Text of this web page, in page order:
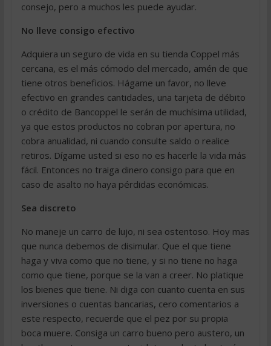
consejo, pero a muchos les puede ayudar.
No lleve consigo efectivo
Adquiera un seguro de vida en su tienda Coppel más
cercana, es el más cómodo del mercado, amén de que
tiene otros beneficios. Hágame un favor, no lleve
efectivo en grandes cantidades, una tarjeta de débito
o crédito de Bancoppel le serán de muchísima utilidad,
ya que estos productos no cobran por apertura, no
cobra anualidad, ni cuando consulte saldo o realice
retiros. Dígame usted si eso no es hacerle la vida más
fácil. Entonces no traiga dinero consigo para que en
caso de asalto no haya pérdidas económicas.
Sea discreto
No maneje un carro de lujo, ni sea ostentoso. Hoy mas
que nunca debemos de disimular. Que el que tiene
haga y viva como que no tiene, y si no tiene no haga
como que tiene, porque se la van a creer. No platique
los bienes que tiene. Ni diga con cuanto cuenta en sus
inversiones o cuentas bancarias, cero comentarios a
este respecto, recuerde que el pez por su propia
boca muere. Consiga un carro bueno pero austero, un